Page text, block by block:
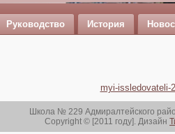
Руководство История
myi-issledovateli-
Школа № 229 Адмиралтейского
Copyright © [2011 году]. Дизайн